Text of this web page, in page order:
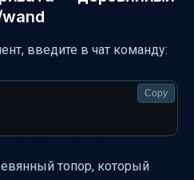
введите в чат команду:
Copy
топор, который